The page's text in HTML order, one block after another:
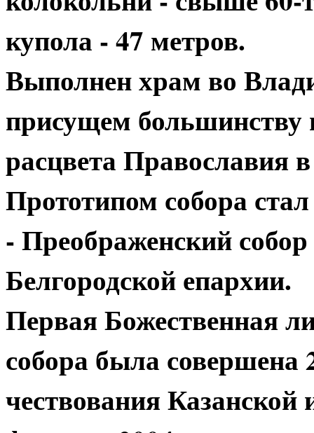
купола - 47 метров.
Выполнен храм во
присущем большинству
расцвета Православия
Прототипом собора
- Преображенский
Белгородской епархии.
Первая Божественная
собора была совершена
чествования